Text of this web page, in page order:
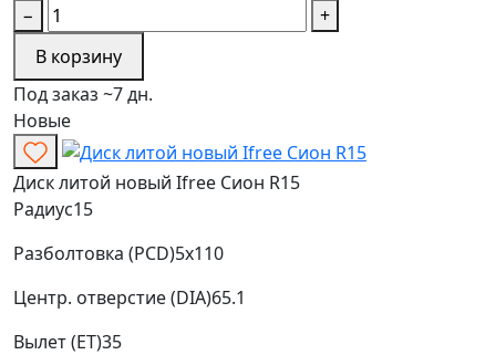
−
+
В корзину
Под заказ ~7 дн.
Новые
Диск литой новый Ifree Сион R15
Радиус15
Разболтовка (PCD)5x110
Центр. отверстие (DIA)65.1
Вылет (ET)35